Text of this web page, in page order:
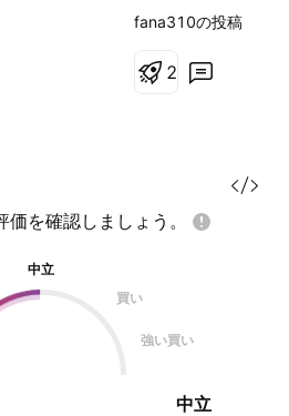
チャツカ
太平洋沿
ました。
たが、グ
ーンや製造
に影響を及
一方で、日
の各分野で
面していま
日産は財
fana310の投稿
2
を確認しましょう。
中立
買い
強い買い
中立